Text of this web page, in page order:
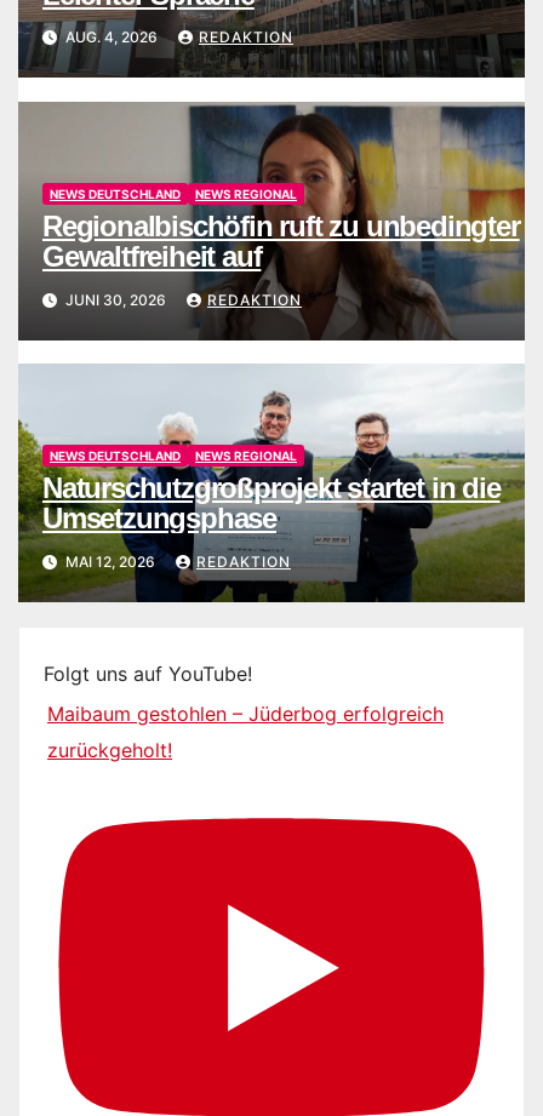
AUG. 4, 2026 REDAKTION
NEWS DEUTSCHLAND NEWS REGIONAL
Regionalbischöfin ruft zu unbedingter
Gewaltfreiheit auf
JUNI 30, 2026 REDAKTION
NEWS DEUTSCHLAND NEWS REGIONAL
Naturschutzgroßprojekt startet in die
Umsetzungsphase
MAI 12, 2026 REDAKTION
Folgt uns auf YouTube!
Maibaum gestohlen – Jüderbog erfolgreich
zurückgeholt!